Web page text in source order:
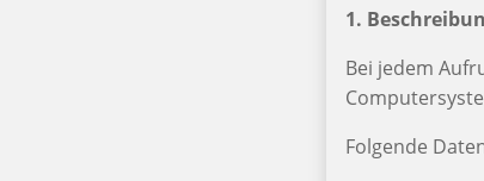
1.
Bei jedem
Folgende